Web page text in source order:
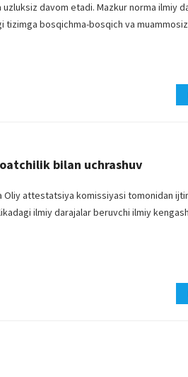
davom etadi. Mazkur norma ilmiy
bosqichma-bosqich va muammosiz
bilan uchrashuv
Oliy attestatsiya komissiyasi tomonidan
ilmiy darajalar beruvchi ilmiy